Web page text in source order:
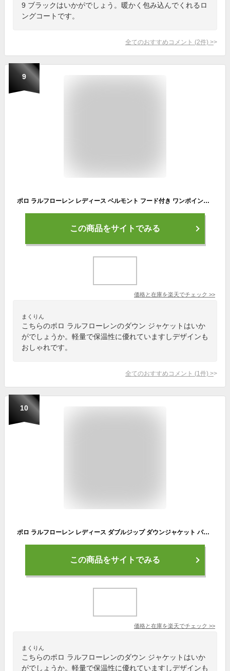
9 ブラックはいかがでしょう。暖かく包み込んでくれるロ
ングコートです。
全てのおすすめコメント (2件) >
9
ポロ ラルフローレン レディース ベルモント フード付き ワンポイント ダウン ジャケットPOLO Ralph Lauren Down Jacket
この商品をサイトでみる
価格と在庫を楽天でチェック >>
まくりん
こちらのポロ ラルフローレンのダウン ジャケットはいか
がでしょうか。軽量で保温性に優れていますしデザインも
おしゃれです。
全てのおすすめコメント (1 件) >
10
ポロ ラルフローレン レディース ダブルジップ ダウンジャケット パーカー POLO Ralph Lauren Women's Down Hooded Jacket US
この商品をサイトでみる
価格と在庫を楽天でチェック >>
まくりん
こちらのポロ ラルフローレンのダウン ジャケットはいか
がでしょうか。軽量で保温性に優れていますしデザインも